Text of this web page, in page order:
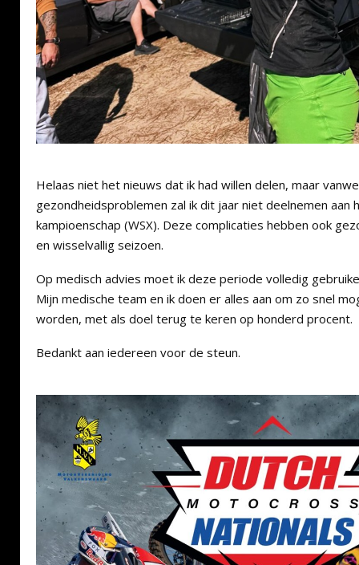
Helaas niet het nieuws dat ik had willen delen, maar
gezondheidsproblemen zal ik dit jaar niet deelnemen aan
kampioenschap (WSX). Deze complicaties hebben ook
en wisselvallig seizoen.
Op medisch advies moet ik deze periode volledig
Mijn medische team en ik doen er alles aan om zo snel
worden, met als doel terug te keren op honderd procent.
Bedankt aan iedereen voor de steun.